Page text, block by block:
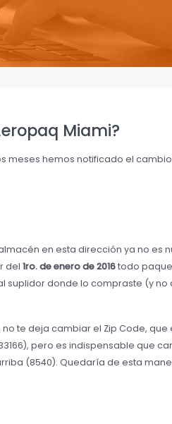
Miami?
meses hemos notificado el
en esta dirección ya no es
del 1ro. de enero de 2016todo
suplidor donde lo compraste (y no
te deja cambiar el Zip Code, que
pero es indispensable que
(8540). Quedaría de esta